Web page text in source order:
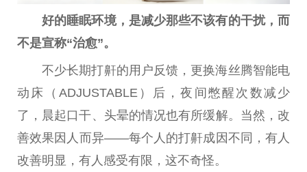
好的睡眠环境，是减少那些不该有的干扰，而
不是宣称“治愈”。
不少长期打鼾的用户反馈，更换海丝腾智能电
动床（ADJUSTABLE）后，夜间憋醒次数减少
了，晨起口干、头晕的情况也有所缓解。当然，改
善效果 因人而异——每个人的打鼾成因不同，有人
改善明显，有人感受有限，这不奇怪。